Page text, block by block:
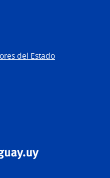
del Estado